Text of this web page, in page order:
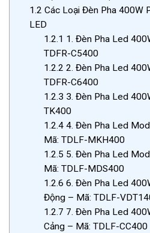
1.2 Các Loại Đèn Pha 400W
LED
1.2.1 1. Đèn Pha Led
TDFR-C5400
1.2.2 2. Đèn Pha Led
TDFR-C6400
1.2.3 3. Đèn Pha Led
TK400
1.2.44. Đèn Pha Led
Mã: TDLF-MKH400
1.2.5 5. Đèn Pha Led
Mã: TDLF-MDS400
1.2.6 6. Đèn Pha Led
Động – Mã: TDLF-
1.2.7 7. Đèn Pha Led
Cảng – Mã: TDLF-CC400